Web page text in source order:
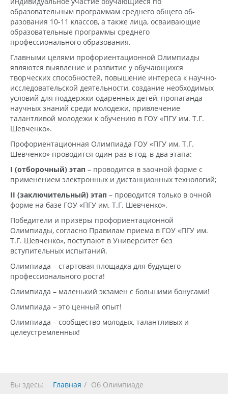
образовательным программам среднего общего об­
разования 10-11 классов, а также лица, осваивающие
образовательные программы среднего
профессионального образования.
Главными целями профориентационной Олимпиады
являются выявление и развитие у обучающихся
творческих способностей, повышение интереса к научно-
исследовательской деятельности, создание необходимых
условий для поддержки одаренных детей, пропаганда
научных знаний среди молодежи, привлечение
талантливой молодежи к обучению в ГОУ «ПГУ им. Т.Г.
Шевченко».
Профориентационная Олимпиада ГОУ «ПГУ им. Т.Г.
Шевченко» проводится один раз в год, в два этапа:
I (отборочный) этап – проводится в заочной форме с
применением электронных и дистанционных технологий;
II (заключительный) этап – проводится только в очной
форме на базе ГОУ «ПГУ им. Т.Г. Шевченко».
Победители и призёры профориентационной
Олимпиады, согласно Правилам приема в ГОУ «ПГУ им.
Т.Г. Шевченко», поступают в Университет без
вступительных испытаний.
Олимпиада – стартовая площадка для будущего
профессионального роста!
Олимпиада – маленький экзамен с большими бонусами!
Олимпиада – это ценный опыт!
Олимпиада – сообщество молодых, талантливых и
целеустремленных!
Вы здесь: Главная Об Олимпиаде